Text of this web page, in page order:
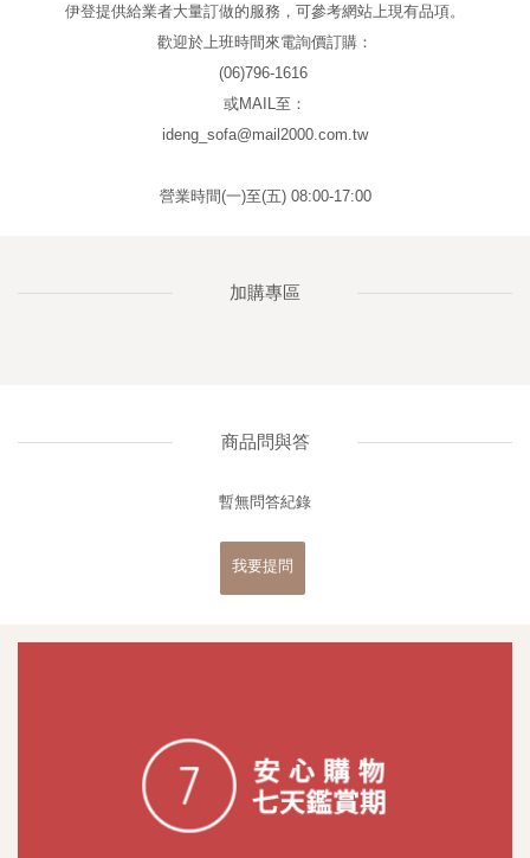
伊登提供給業者大量訂做的服務，可參考網站上現有品項。
歡迎於上班時間來電詢價訂購：
(06)796-1616
或MAIL至：
ideng_sofa@mail2000.com.tw
營業時間(一)至(五) 08:00-17:00
加購專區
商品問與答
暫無問答紀錄
我要提問